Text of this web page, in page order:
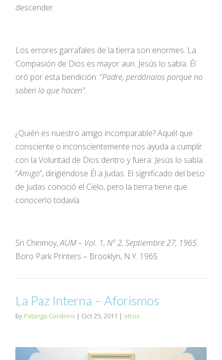
descender.
Los errores garrafales de la tierra son enormes. La
Compasión de Dios es mayor aun. Jesús lo sabía. Él
oró por esta bendición: “Padre, perdónalos porque no
saben lo que hacen”.
¿Quién es nuestro amigo incomparable? Aquél que
consciente o inconscientemente nos ayuda a cumplir
con la Voluntad de Dios dentro y fuera. Jesús lo sabía.
“Amigo”, dirigiéndose Él a Judas. El significado del beso
de Judas conoció el Cielo, pero la tierra tiene que
conocerlo todavía.
Sri Chinmoy,AUM – Vol. 1, Nº 2, Septiembre 27, 1965.
Boro Park Printers – Brooklyn, N.Y. 1965
La Paz Interna – Aforismos
by Patanga Cordeiro | Oct 25, 2011 | otros